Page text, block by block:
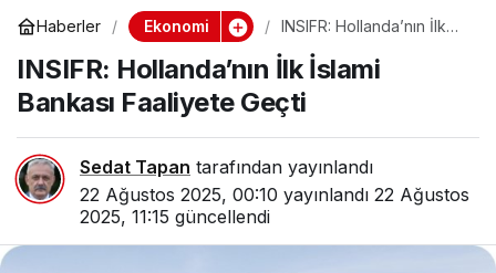
Haberler Ekonomi
INSIFR: Hollanda’nın İlk
Geçti
INSIFR: Hollanda’nın İlk İslami
Bankası Faaliyete Geçti
Sedat Tapan tarafından yayınlandı
22 Ağustos 2025, 00:10 yayınlandı 22 Ağustos
2025, 11:15 güncellendi